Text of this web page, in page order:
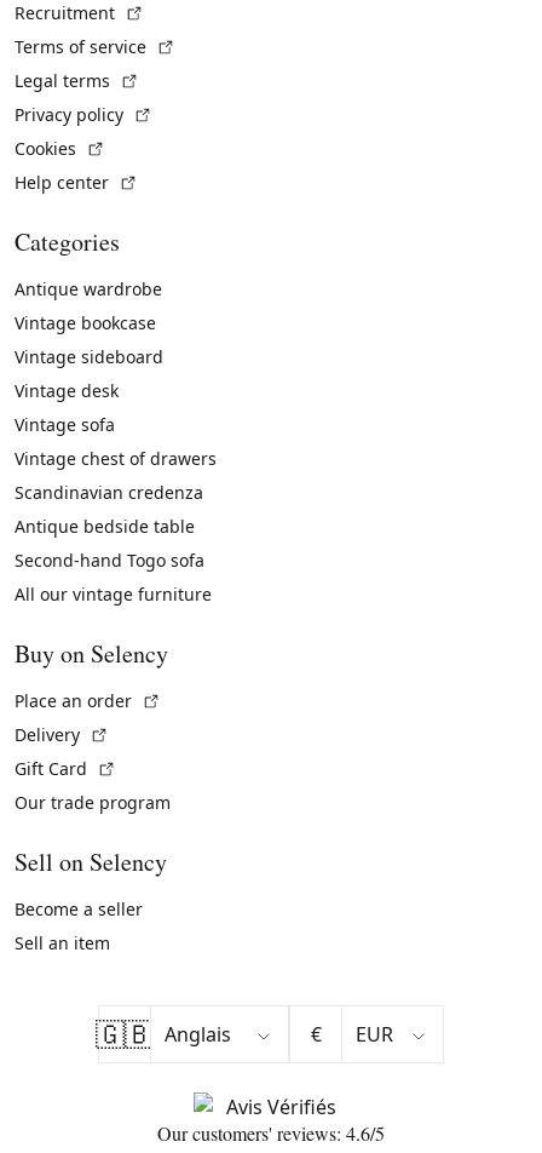
Recruitment
Terms of service
Legal terms
Privacy policy
Cookies
Help center
Categories
Antique wardrobe
Vintage bookcase
Vintage sideboard
Vintage desk
Vintage sofa
Vintage chest of drawers
Scandinavian credenza
Antique bedside table
Second-hand Togo sofa
All our vintage furniture
Buy on Selency
Place an order
Delivery
Gift Card
Our trade program
Sell on Selency
Become a seller
Sell an item
🇬🇧 €
Our customers' reviews: 4.6/5